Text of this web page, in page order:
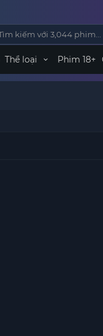
Thể loại Phim 18+